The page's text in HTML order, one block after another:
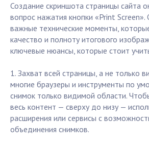
Создание скриншота страницы сайта
вопрос нажатия кнопки «Print Screen».
важные технические моменты,
качество и полноту итогового
ключевые нюансы, которые стоит
1. Захват всей страницы, а не только
многие браузеры и инструменты по
снимок только видимой области.
весь контент — сверху до низу —
расширения или сервисы с
объединения снимков.